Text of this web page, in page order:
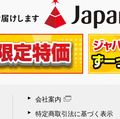
会社案内
特定商取引法に基づく表示